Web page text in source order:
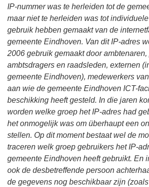
IP-nummer was te herleiden tot de
maar niet te herleiden was tot
gebruik hebben gemaakt van de
gemeente Eindhoven. Van dit IP-adres
2006 gebruik gemaakt door
ambtsdragers en raadsleden, externen
gemeente Eindhoven), medewerkers
aan wie de gemeente Eindhoven ICT-
beschikking heeft gesteld. In die jaren
worden welke groep het IP-adres had
het onmogelijk was om überhaupt een
stellen. Op dit moment bestaat wel de
traceren welk groep gebruikers het IP-
gemeente Eindhoven heeft gebruikt. En
ook de desbetreffende persoon
de gegevens nog beschikbaar zijn